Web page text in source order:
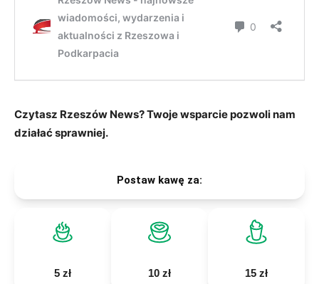
Czytasz Rzeszów News? Twoje wsparcie pozwoli nam
działać sprawniej.
Postaw kawę za:
5 zł 10 zł 15 zł